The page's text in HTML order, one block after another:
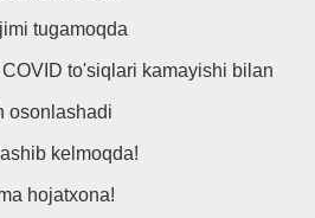
tugamoqda
to'siqlari kamayishi bilan
osonlashadi
kelmoqda!
hojatxona!